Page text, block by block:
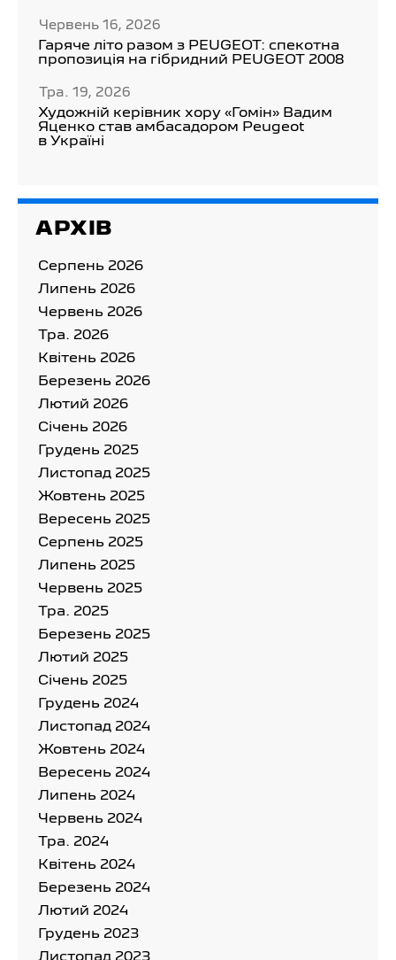
Червень 16, 2026
Гаряче літо разом з PEUGEOT: спекотна
пропозиція на гібридний PEUGEOT 2008
Тра. 19, 2026
Художній керівник хору «Гомін» Вадим
Яценко став амбасадором Peugeot
в Україні
АРХІВ
Серпень 2026
Липень 2026
Червень 2026
Тра. 2026
Квітень 2026
Березень 2026
Лютий 2026
Cічень 2026
Грудень 2025
Листопад 2025
Жовтень 2025
Вересень 2025
Серпень 2025
Липень 2025
Червень 2025
Тра. 2025
Березень 2025
Лютий 2025
Cічень 2025
Грудень 2024
Листопад 2024
Жовтень 2024
Вересень 2024
Липень 2024
Червень 2024
Тра. 2024
Квітень 2024
Березень 2024
Лютий 2024
Грудень 2023
Листопад 2023